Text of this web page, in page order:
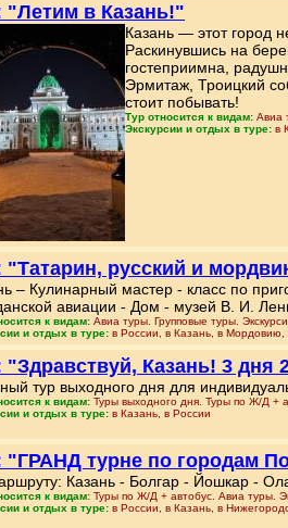
"Летим в Казань!"
Казань — этот город
Раскинувшись на
гостеприимна,
Эрмитаж, Троицкий
стоит побывать!
Тур относится к видам: Авиа
Экскурсии и отдых в туре: в
"Татарин, русский и
– Кулинарный мастер - класс по
авиации - Дом - музей В. И.
к видам: Авиа туры. Групповые туры.
и отдых в туре: в России, в Казань, в Мордовию,
"Здравствуй, Казань! 3 дня
тур выходного дня для
к видам: Туры выходного дня. Туры по Ж/Д +
и отдых в туре: в Казань, в России
"ГРАНД турне по городам
Казань - Болгар - Йошкар -
к видам: Туры по Ж/Д + автобус. Авиа туры.
и отдых в туре: в России, в Казань, в